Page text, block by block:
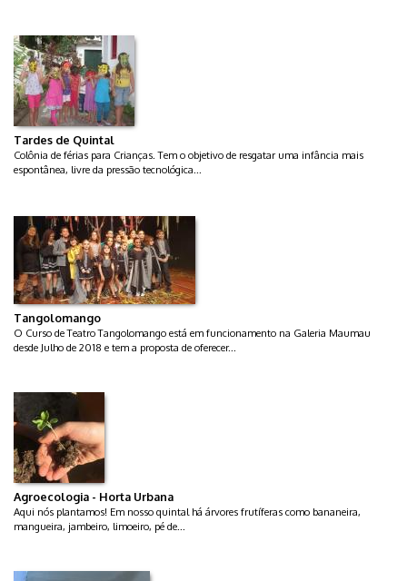
Tardes de Quintal
Colônia de férias para Crianças. Tem o objetivo de resgatar uma infância mais
espontânea, livre da pressão tecnológica...
Tangolomango
O Curso de Teatro Tangolomango está em funcionamento na Galeria Maumau
desde Julho de 2018 e tem a proposta de oferecer...
Agroecologia - Horta Urbana
Aqui nós plantamos! Em nosso quintal há árvores frutíferas como bananeira,
mangueira, jambeiro, limoeiro, pé de...